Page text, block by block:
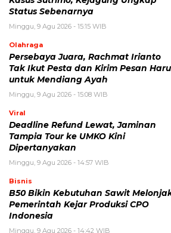
Minggu, 9 Agu 2026 - 15:08 WIB
Viral
Deadline Refund Lewat, Jaminan
Tampia Tour ke UMKO Kini
Dipertanyakan
Minggu, 9 Agu 2026 - 14:57 WIB
Bisnis
B50 Bikin Kebutuhan Sawit Melonjak,
Pemerintah Kejar Produksi CPO
Indonesia
Minggu, 9 Agu 2026 - 14:42 WIB
Bisnis
Baru 2 Tahun Berdiri, Startup Chip AI
OLIX Kini Bernilai Rp60 Triliun
Minggu, 9 Agu 2026 - 14:14 WIB